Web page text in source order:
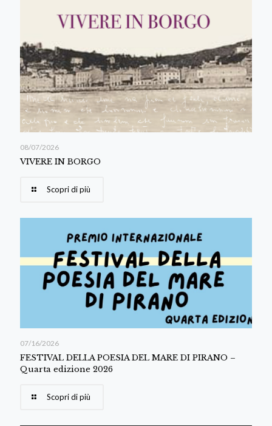
08/07/2026
VIVERE IN BORGO
Scopri di più
07/16/2026
FESTIVAL DELLA POESIA DEL MARE DI PIRANO –
Quarta edizione 2026
Scopri di più